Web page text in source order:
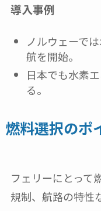
導入事例
ノルウェーで
航を開始。
日本でも水素
る。
燃料選択のポ
フェリーにとって
規制、航路の特性